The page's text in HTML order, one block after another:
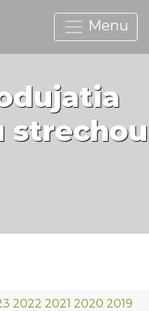
Menu
strechou
2022 2021 2020 2019